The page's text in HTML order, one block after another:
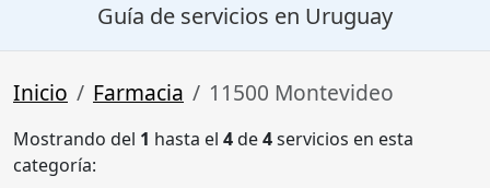
Guía de servicios en Uruguay
Inicio Farmacia 11500 Montevideo
Mostrando del 1 hasta el 4de4servicios en esta
categoría: